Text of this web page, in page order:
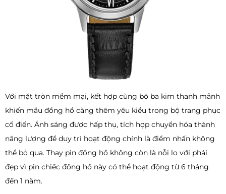
Với mặt tròn mềm mại, kết hợp cùng bộ ba kim thanh mảnh
khiến mẫu đồng hồ càng thêm yêu kiều trong bộ trang phục
cổ điển. Ánh sáng được hấp thụ, tích hợp chuyển hóa thành
năng lượng để duy trì hoạt động chính là điểm nhấn không
thể bỏ qua. Thay pin đồng hồ không còn là nỗi lo với phái
đẹp vì pin chiếc đồng hồ này có thể hoạt động từ 6 tháng
đến 1 năm.